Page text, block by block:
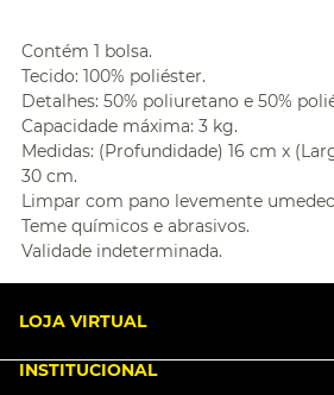
Contém 1 bolsa.
Tecido: 100% poliéster.
Detalhes: 50% poliuretano e 50%
Capacidade máxima: 3 kg.
Medidas: (Profundidade) 16 cm x
30 cm.
Limpar com pano levemente
Teme químicos e abrasivos.
Validade indeterminada.
LOJA VIRTUAL
INSTITUCIONAL